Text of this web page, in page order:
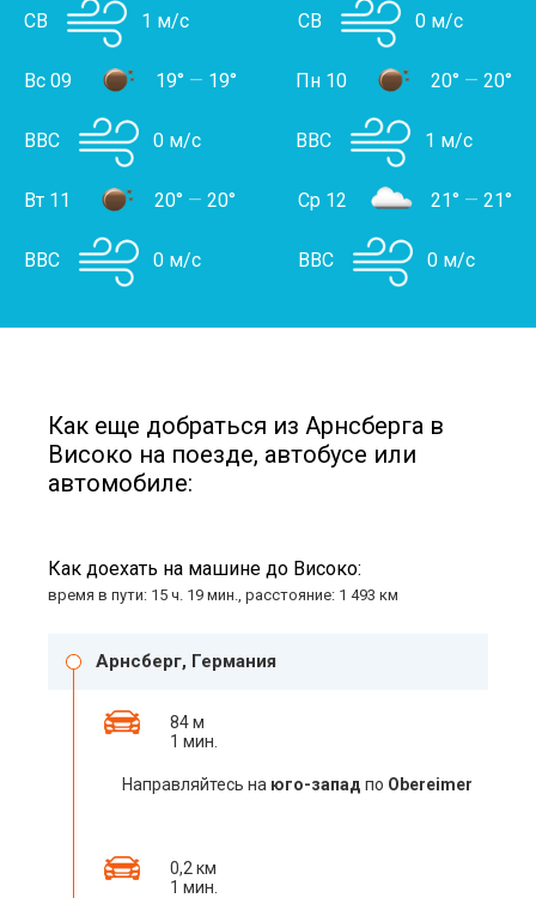
СВ 1 м/с СВ 0 м/с
Вс 09 19° — 19°
ВВС 0 м/с
Пн 10 20° — 20°
ВВС 1 м/с
Вт 11 20° — 20°
ВВС 0 м/с
Ср 12 21° — 21°
ВВС 0 м/с
Как еще добраться из Арнсберга в
Високо на поезде, автобусе или
автомобиле:
Как доехать на машине до Високо:
время в пути: 15 ч. 19 мин., расстояние: 1 493 км
Арнсберг, Германия
84 м
1 мин.
Направляйтесь на юго-запад по Obereimer
0,2 км
1 мин.